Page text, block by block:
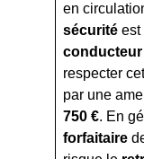
en
sécurité est
conducteur
respecter
par une
750 €. En
forfaitaire